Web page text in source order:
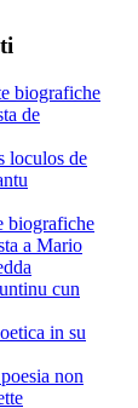
biografiche
de
loculos de
biografiche
a Mario
cun
in su
non